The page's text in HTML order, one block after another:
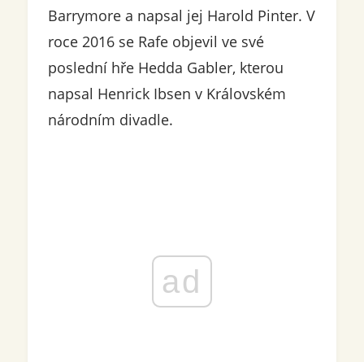
Barrymore a napsal jej Harold Pinter. V
roce 2016 se Rafe objevil ve své
poslední hře Hedda Gabler, kterou
napsal Henrick Ibsen v Královském
národním divadle.
ad